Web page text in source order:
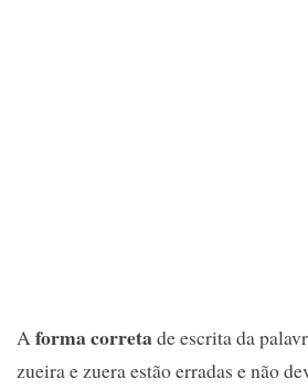
Aforma corretade escrita da
zueira e zuera estão erradas e não